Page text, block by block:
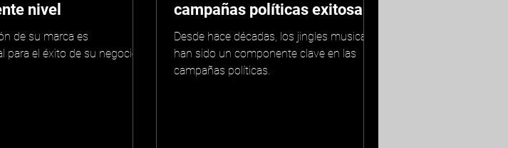
nivel
de su marca es
para el éxito de su negocio.
campañas políticas exitosas?
🗳
Desde hace décadas, los jingles musicales
han sido un componente clave en las
campañas políticas.